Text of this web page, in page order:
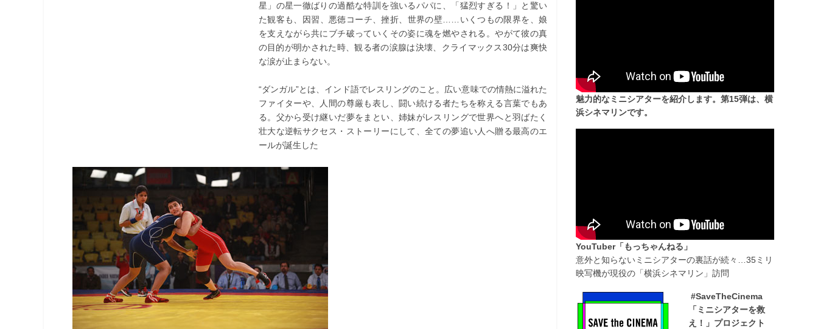
星」の星一徹ばりの過酷な特訓を強いるパパに、「猛烈すぎる！」と驚い
た観客も、因習、悪徳コーチ、挫折、世界の壁……いくつもの限界を、娘
を支えながら共にブチ破っていくその姿に魂を燃やされる。やがて彼の真
の目的が明かされた時、観る者の涙腺は決壊、クライマックス30分は爽快
な涙が止まらない。
“ダンガル”とは、インド語でレスリングのこと。広い意味での情熱に溢れた
ファイターや、人間の尊厳も表し、闘い続ける者たちを称える言葉でもあ
る。父から受け継いだ夢をまとい、姉妹がレスリングで世界へと羽ばたく
壮大な逆転サクセス・ストーリーにして、全ての夢追い人へ贈る最高のエ
ールが誕生した
魅力的なミニシアターを紹介します。第15弾は、横
浜シネマリンです。
YouTuber「もっちゃんねる」
意外と知らないミニシアターの裏話が続々…35ミリ
映写機が現役の「横浜シネマリン」訪問
#SaveTheCinema
「ミニシアターを救
え！」プロジェクト